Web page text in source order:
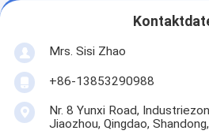
Mrs. Sisi Zhao
+86-13853290988
Nr. 8 Yunxi Road,
Jiaozhou, Qingdao,